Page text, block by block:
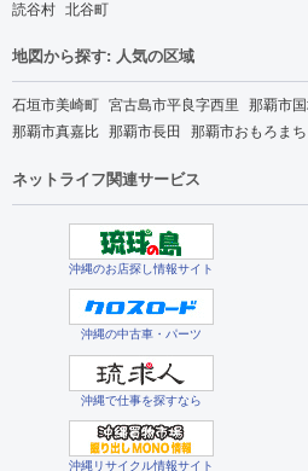
読谷村 北谷町
地図から探す: 人気の区域
石垣市美崎町 宮古島市平良字西里 那覇市
那覇市真嘉比 那覇市長田 那覇市おもろまち
ネットライフ関連サービス
沖縄のお店探し情報サイト
沖縄の中古車・パーツ
沖縄で仕事を探すなら
沖縄リサイクル情報サイト